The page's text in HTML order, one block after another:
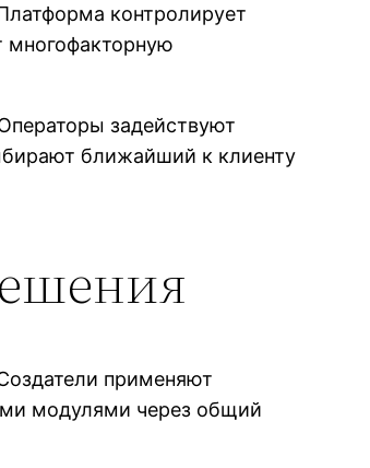
контролирует
многофакторную
задействуют
ближайший к клиенту
применяют
модулями через общий